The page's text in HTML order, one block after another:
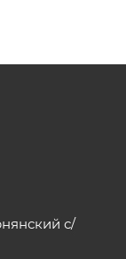
с/